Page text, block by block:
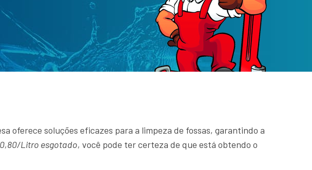
oferece soluções eficazes para a limpeza de fossas, garantindo a
Litro esgotado, você pode ter certeza de que está obtendo o